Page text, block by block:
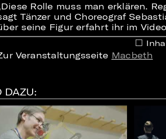
Rolle muss man erklären.
Tänzer und Choreograf
seine Figur erfahrt ihr im Video.
Veranstaltungsseite Macbeth
DAZU: